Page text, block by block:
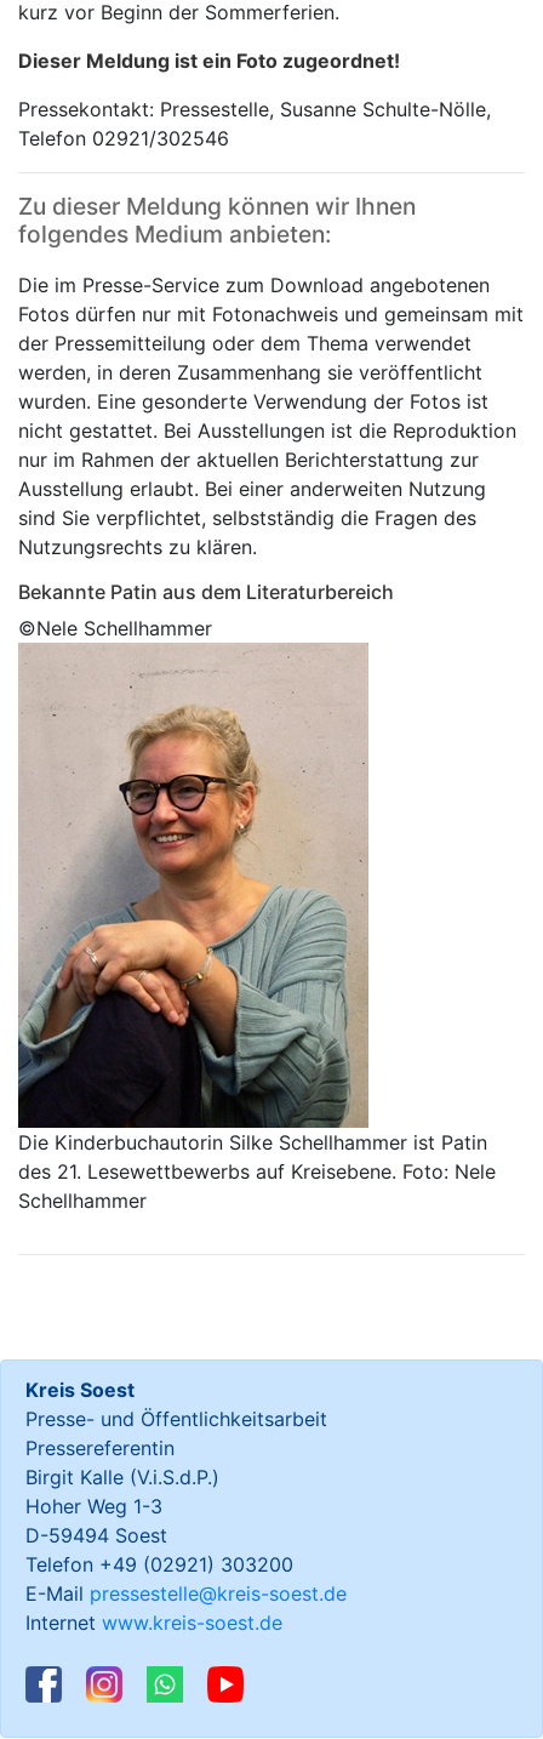
kurz vor Beginn der Sommerferien.
Dieser Meldung ist ein Foto zugeordnet!
Pressekontakt: Pressestelle, Susanne Schulte-Nölle,
Telefon 02921/302546
Zu dieser Meldung können wir Ihnen
folgendes Medium anbieten:
Die im Presse-Service zum Download angebotenen
Fotos dürfen nur mit Fotonachweis und gemeinsam mit
der Pressemitteilung oder dem Thema verwendet
werden, in deren Zusammenhang sie veröffentlicht
wurden. Eine gesonderte Verwendung der Fotos ist
nicht gestattet. Bei Ausstellungen ist die Reproduktion
nur im Rahmen der aktuellen Berichterstattung zur
Ausstellung erlaubt. Bei einer anderweiten Nutzung
sind Sie verpflichtet, selbstständig die Fragen des
Nutzungsrechts zu klären.
Bekannte Patin aus dem Literaturbereich
©Nele Schellhammer
Die Kinderbuchautorin Silke Schellhammer ist Patin
des 21. Lesewettbewerbs auf Kreisebene. Foto: Nele
Schellhammer
Kreis Soest
Presse- und Öffentlichkeitsarbeit
Pressereferentin
Birgit Kalle (V.i.S.d.P.)
Hoher Weg 1-3
D-59494 Soest
Telefon +49 (02921) 303200
E-Mail pressestelle@kreis-soest.de
Internet www.kreis-soest.de